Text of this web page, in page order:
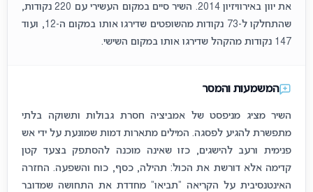
את יוון באירוויזיון 2014. השיר סיים במקום העשירי עם 220 נקודות,
שהתחלקו ל-73 נקודות מהשופטים שדירגו אותו במקום ה-12, ועוד
147 נקודות מהקהל שדירגו אותו במקום השישי.
המשמעות והמסר
השיר מציג מניפסט של אמביציה חסרת גבולות ותשוקה בלתי
מתפשרת להגיע לפסגה. המילים מתארות דמות שמונעת על ידי אש
פנימית ורעב להישגים, כזו שאינה מוכנה להסתפק בצעד קטן
קדימה אלא דורשת את הכול: תהילה, כסף, כוח והשפעה. החזרה
האינטנסיבית על הקריאה “תביאו” מחדדת את התחושה שמדובר